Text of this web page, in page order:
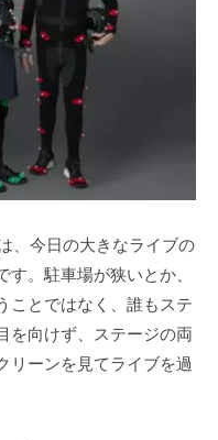
、今日の大きなライブの
。駐車場が狭いとか、
ことではなく、誰もステ
を向けず、ステージの両
リーンを見てライブを過